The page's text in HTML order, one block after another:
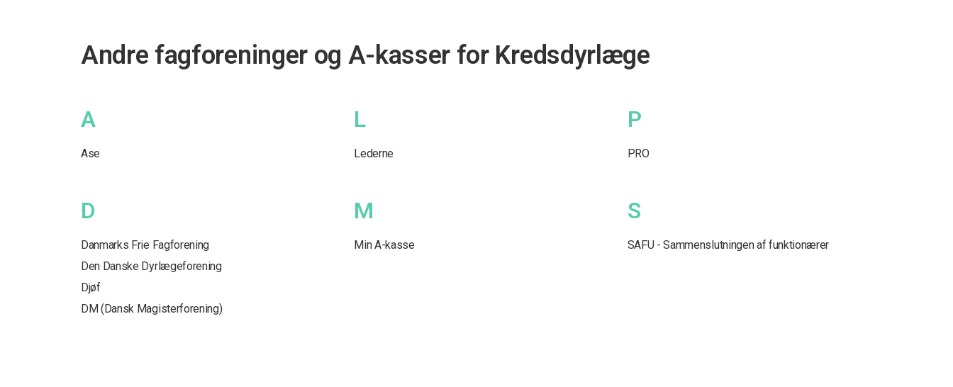
Andre fagforeninger og A-kasser for Kredsdyrlæge
A
Ase
D
Danmarks Frie Fagforening
Den Danske Dyrlægeforening
Djøf
DM (Dansk Magisterforening)
L
Lederne
M
Min A-kasse
P
PRO
S
SAFU - Sammenslutningen af funktionærer